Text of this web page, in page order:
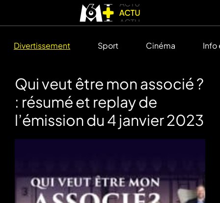
Divertissement Sport Cinéma Info
Qui veut être mon associé ?
: résumé et replay de
l’émission du 4 janvier 2023